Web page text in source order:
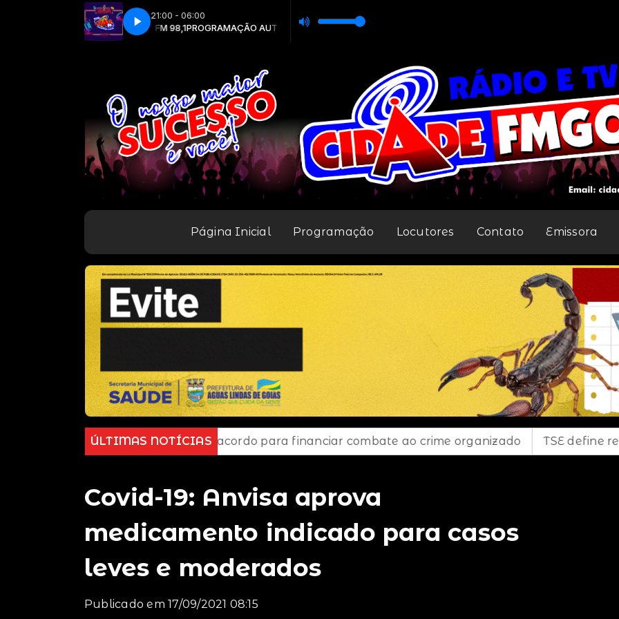
21:00 - 06:00
com RADIO CIDADE FM 98,1PROGRAMAÇÃO AUTOMÁTICA com RADIO CIDADE FM 98,1
CIDADE FM
Página Inicial Programação Locutores Contato Emissora
ÚLTIMAS NOTÍCIAS
e BID firmam acordo para financiar combate ao crime organizado TSE define regras para dividir
Covid-19: Anvisa aprova
medicamento indicado para casos
leves e moderados
Publicado em 17/09/2021 08:15